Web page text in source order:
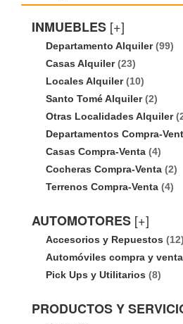
INMUEBLES [+]
Departamento Alquiler(99)
Casas Alquiler(23)
Locales Alquiler(10)
Santo Tomé Alquiler(2)
Otras Localidades Alquiler
Departamentos Compra-
Casas Compra-Venta (4)
Cocheras Compra-Venta (2)
Terrenos Compra-Venta (4)
AUTOMOTORES [+]
Accesorios y Repuestos (12)
Automóviles compra y venta
Pick Ups y Utilitarios (8)
PRODUCTOS Y